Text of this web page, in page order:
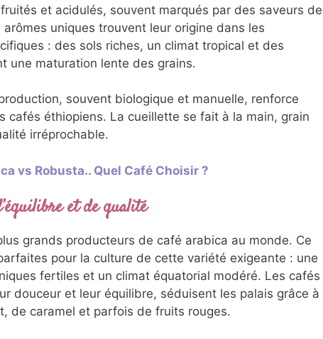
et acidulés, souvent marqués par des saveurs de
uniques trouvent leur origine dans les
: des sols riches, un climat tropical et des
une maturation lente des grains.
souvent biologique et manuelle, renforce
cafés éthiopiens. La cueillette se fait à la main, grain
irréprochable.
vs Robusta.. Quel Café Choisir ?
et de qualité
grands producteurs de café arabica au monde. Ce
pour la culture de cette variété exigeante : une
fertiles et un climat équatorial modéré. Les cafés
douceur et leur équilibre, séduisent les palais grâce à
de caramel et parfois de fruits rouges.